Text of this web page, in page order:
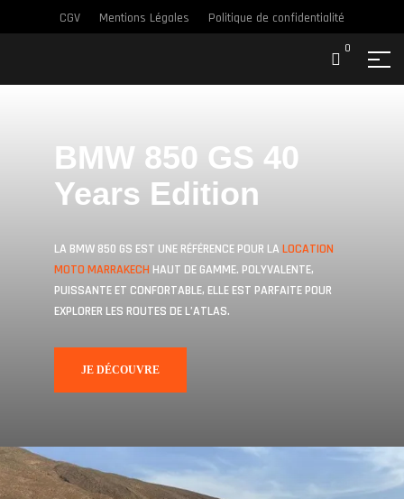
CGV Mentions Légales Politique de confidentialité
0
BMW 850 GS 40
Years Edition
LA BMW 850 GS EST UNE RÉFÉRENCE POUR LA LOCATION
MOTO MARRAKECH HAUT DE GAMME. POLYVALENTE,
PUISSANTE ET CONFORTABLE, ELLE EST PARFAITE POUR
EXPLORER LES ROUTES DE L’ATLAS.
JE DÉCOUVRE